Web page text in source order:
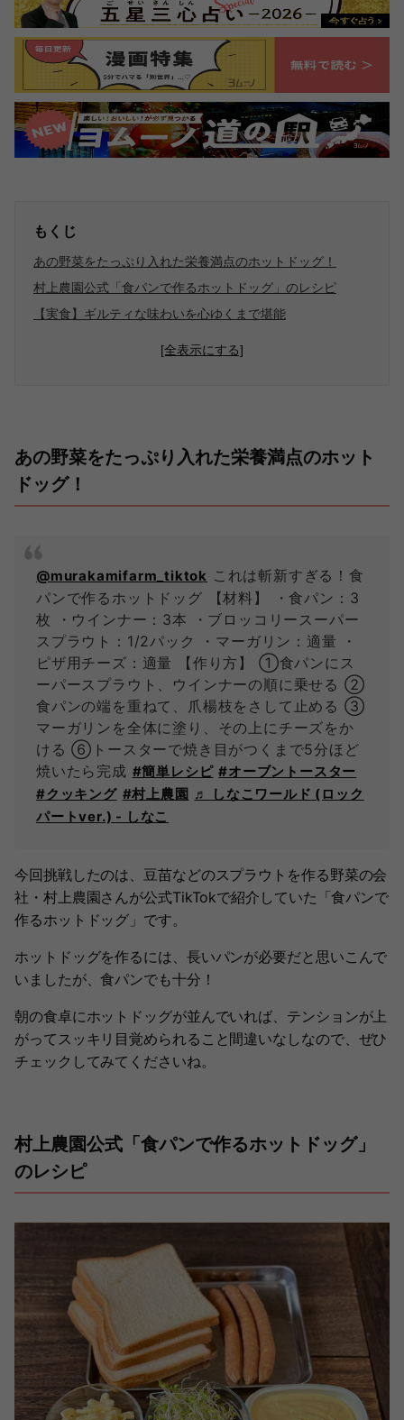
もくじ
あの野菜をたっぷり入れた栄養満点のホットドッグ！
村上農園公式「食パンで作るホットドッグ」のレシピ
【実食】ギルティな味わいを心ゆくまで堪能
[全表示にする]
あの野菜をたっぷり入れた栄養満点のホット
ドッグ！
@murakamifarm_tiktok これは斬新すぎる！食
パンで作るホットドッグ 【材料】 ・食パン：3
枚 ・ウインナー：3本 ・ブロッコリースーパー
スプラウト：1/2パック ・マーガリン：適量 ・
ピザ用チーズ：適量 【作り方】 ①食パンにス
ーパースプラウト、ウインナーの順に乗せる ②
食パンの端を重ねて、爪楊枝をさして止める ③
マーガリンを全体に塗り、その上にチーズをか
ける ⑥トースターで焼き目がつくまで5分ほど
焼いたら完成 #簡単レシピ #オーブントースター
#クッキング #村上農園 ♬ しなこワールド (ロック
パートver.) - しなこ
今回挑戦したのは、豆苗などのスプラウトを作る野菜の会
社・村上農園さんが公式TikTokで紹介していた「食パンで
作るホットドッグ」です。
ホットドッグを作るには、長いパンが必要だと思いこんで
いましたが、食パンでも十分！
朝の食卓にホットドッグが並んでいれば、テンションが上
がってスッキリ目覚められること間違いなしなので、ぜひ
チェックしてみてくださいね。
村上農園公式「食パンで作るホットドッグ」
のレシピ